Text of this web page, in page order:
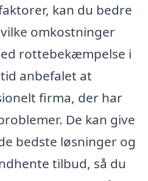
kan du bedre
omkostninger
rottebekæmpelse i
anbefalet at
firma, der har
De kan give
bedste løsninger og
tilbud, så du